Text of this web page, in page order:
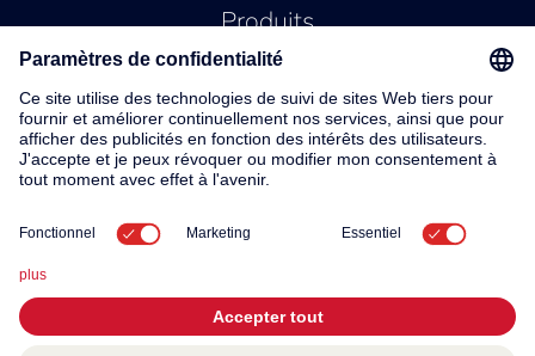
Produits
Service
Contact
À propos de nous